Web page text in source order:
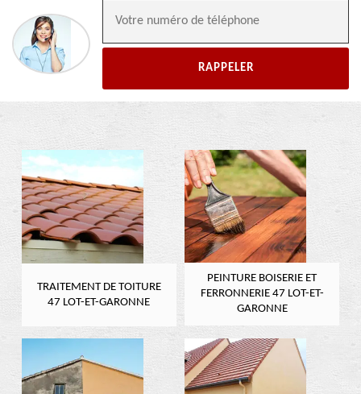
TRAITEMENT DE TOITURE
47 LOT-ET-GARONNE
PEINTURE BOISERIE ET
FERRONNERIE 47 LOT-ET-
GARONNE